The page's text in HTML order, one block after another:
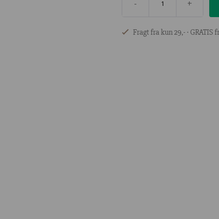
- +
Fragt fra kun 29,- ∙ GRATIS